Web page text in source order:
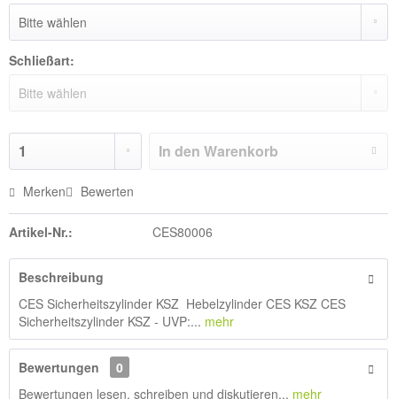
Schließart:
In den Warenkorb
Merken Bewerten
Artikel-Nr.: CES80006
Beschreibung
CES Sicherheitszylinder KSZ Hebelzylinder CES KSZ CES
Sicherheitszylinder KSZ - UVP:... mehr
Bewertungen
0
Bewertungen lesen, schreiben und diskutieren... mehr